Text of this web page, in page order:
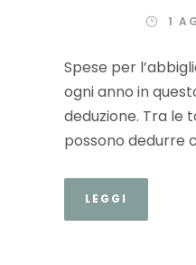
1
Spese per
ogni anno in
deduzione. Tra le
possono dedurre
LEGGI